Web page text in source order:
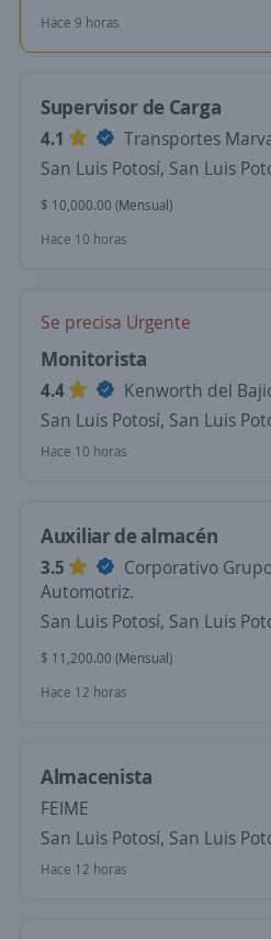
Hace 9 horas
Supervisor de Carga
4.1
Transportes
San Luis Potosí, San Luis
$ 10,000.00 (Mensual)
Hace 10 horas
Se precisa Urgente
Monitorista
4.4
Kenworth del
San Luis Potosí, San Luis
Hace 10 horas
Auxiliar de almacén
3.5
Corporativo
Automotriz.
San Luis Potosí, San Luis
$ 11,200.00 (Mensual)
Hace 12 horas
Almacenista
FEIME
San Luis Potosí, San Luis
Hace 12 horas